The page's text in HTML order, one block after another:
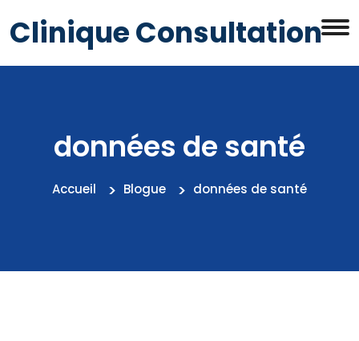
Clinique Consultation
données de santé
Accueil Blogue données de santé